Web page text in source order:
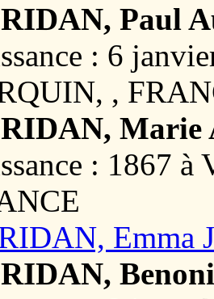
Paul
: 6
,
Marie
: 1867
Emma